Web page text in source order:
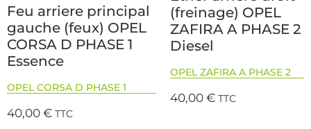
Feu arriere principal
gauche (feux) OPEL
CORSA D PHASE 1
Essence
OPEL CORSA D PHASE 1
40,00€ TTC
(freinage) OPEL
ZAFIRA A PHASE 2
Diesel
OPEL ZAFIRA A PHASE 2
40,00€ TTC